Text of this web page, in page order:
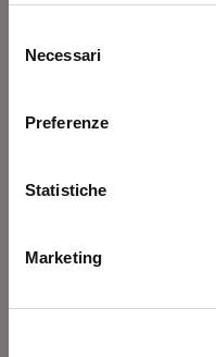
delNecessari
Preferenze
Statistiche
Marketing
Area stampa